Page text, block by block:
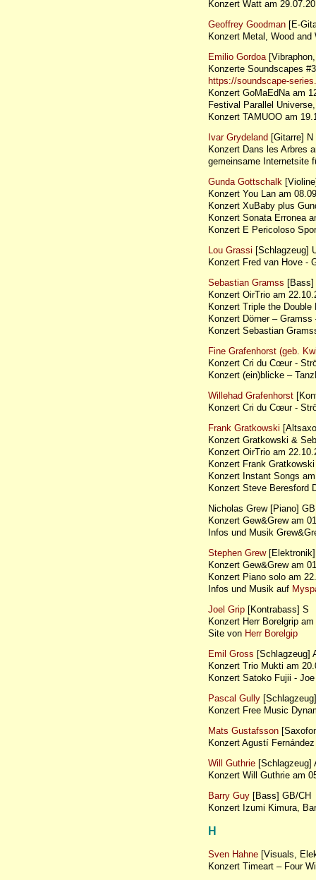
Konzert Watt am
Geoffrey Goodman [E-
Konzert Metal, Wood
Emilio Gordoa
Konzerte Soundscapes
https://soundscape-
Konzert GoMaEdNa am
Festival Parallel Universe,
Konzert TAMUOO am
Ivar Grydeland [Gitarre] N
Konzert Dans les Arbres
gemeinsame Internetsite
Gunda Gottschalk
Konzert You Lan am
Konzert XuBaby plus
Konzert Sonata Erronea
Konzert E Pericoloso
Lou Grassi [Schlagzeug]
Konzert Fred van Hove -
Sebastian Gramss [Bass]
Konzert OirTrio am
Konzert Triple the
Konzert Dörner –
Konzert Sebastian
Fine Grafenhorst (geb.
Konzert Cri du Cœur -
Konzert (ein)blicke –
Willehad Grafenhorst
Konzert Cri du Cœur -
Frank Gratkowski
Konzert Gratkowski &
Konzert OirTrio am
Konzert Frank
Konzert Instant Songs
Konzert Steve Beresford
Nicholas Grew [Piano] GB
Konzert Gew&Grew am
Infos und Musik
Stephen Grew
Konzert Gew&Grew am
Konzert Piano solo am
Infos und Musik auf
Joel Grip [Kontrabass] S
Konzert Herr Borelgrip
Site von Herr Borelgip
Emil Gross [Schlagzeug]
Konzert Trio Mukti am
Konzert Satoko Fujii -
Pascal Gully
Konzert Free Music
Mats Gustafsson
Konzert Agustí
Will Guthrie [Schlagzeug]
Konzert Will Guthrie am
Barry Guy [Bass] GB/CH
Konzert Izumi Kimura,
H
Sven Hahne [Visuals,
Konzert Timeart – Four